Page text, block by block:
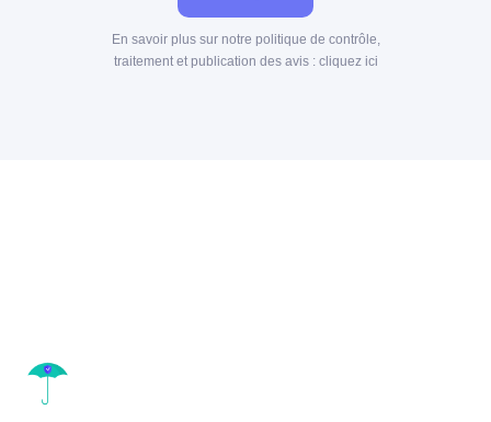
En savoir plus sur notre politique de contrôle,
traitement et publication des avis : cliquez ici